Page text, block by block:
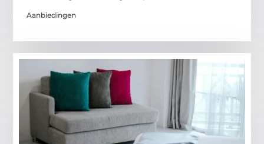
Aanbiedingen